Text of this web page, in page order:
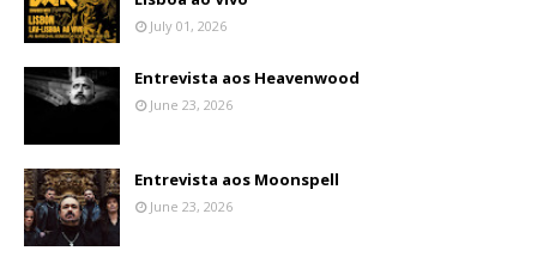
July 01, 2026
Entrevista aos Heavenwood
June 23, 2026
Entrevista aos Moonspell
June 23, 2026